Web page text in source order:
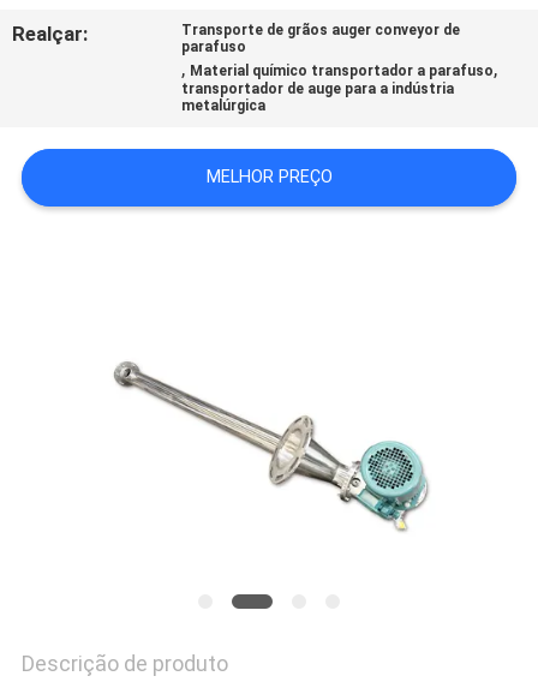
CITAÇÕES
POLÍTICA
Realçar:
Transporte de grãos auger conveyor de
parafuso
, Material químico transportador a parafuso,
transportador de auge para a indústria
metalúrgica
MELHOR PREÇO
Descrição de produto